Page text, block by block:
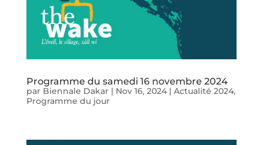
Programme du samedi 16 novembre 2024
par Biennale Dakar| Nov 16, 2024| Actualité 2024,
Programme du jour